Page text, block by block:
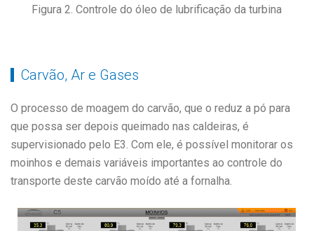
Figura 2. Controle do óleo de lubrificação da turbina
Carvão, Ar e Gases
O processo de moagem do carvão, que o reduz a pó para
que possa ser depois queimado nas caldeiras, é
supervisionado pelo E3. Com ele, é possível monitorar os
moinhos e demais variáveis importantes ao controle do
transporte deste carvão moído até a fornalha.